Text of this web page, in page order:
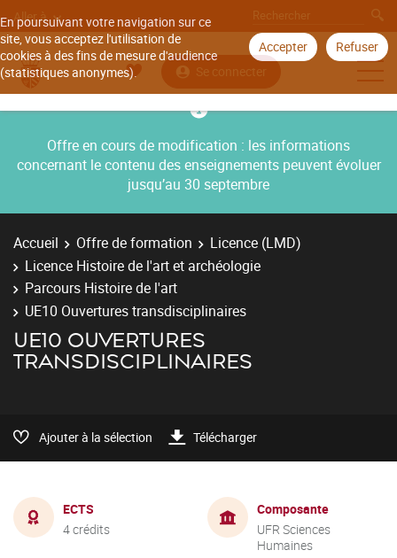
En poursuivant votre navigation sur ce
site, vous acceptez l'utilisation de
cookies à des fins de mesure d'audience
(statistiques anonymes).
Accepter Refuser
Aller à
Se connecter
Offre en cours de modification : les informations
concernant le contenu des enseignements peuvent évoluer
jusqu’au 30 septembre
Accueil Offre de formation
Licence (LMD)
Licence Histoire de l'art et archéologie
Parcours Histoire de l'art
UE10 Ouvertures transdisciplinaires
UE10 OUVERTURES
TRANSDISCIPLINAIRES
Ajouter à la sélection Télécharger
ECTS
4 crédits
Composante
UFR Sciences
Humaines